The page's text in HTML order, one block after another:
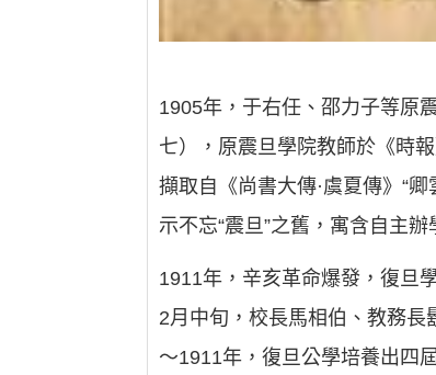
1905年，于右任、邵力子等原
七），原震旦學院教師於《時
擷取自《尚書大傳·虞夏傳》“
示不忘“震旦”之舊，寓含自主
1911年，辛亥革命爆發，復旦
2月中旬，校長馬相伯、教務
～1911年，復旦公學培養出四